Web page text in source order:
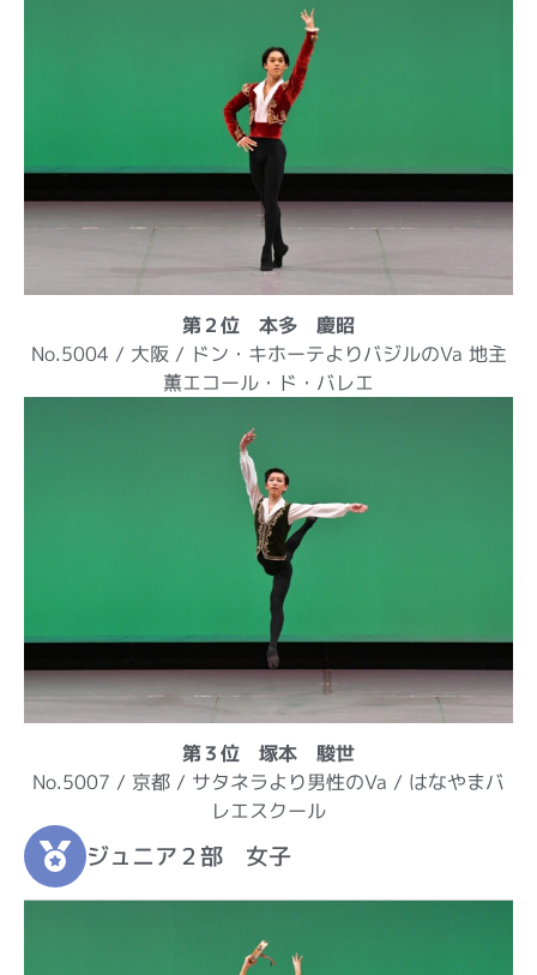
第２位 本多 慶昭
No.5004 / 大阪 / ドン・キホーテよりバジルのVa 地主
薫エコール・ド・バレエ
第３位 塚本 駿世
No.5007 / 京都 / サタネラより男性のVa / はなやまバ
レエスクール
ジュニア２部 女子